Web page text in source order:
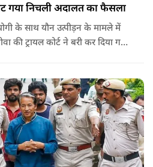
गया निचली अदालत का फैसला
के साथ यौन उत्पीड़न के मामले में
ट्रायल कोर्ट ने बरी कर दिया गया